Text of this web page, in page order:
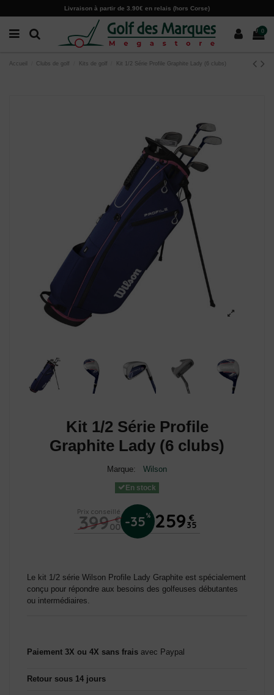
Livraison à partir de 3.90€ en relais (hors Corse)
0
Accueil Clubs de golf Kits de golf Kit 1/2 Série Profile Graphite Lady (6 clubs)
Kit 1/2 Série Profile
Graphite Lady (6 clubs)
Marque: Wilson
En stock
Prix conseillé
399 €
00 -35% 259 €
35
Le kit 1/2 série Wilson Profile Lady Graphite est spécialement
conçu pour répondre aux besoins des golfeuses débutantes
ou intermédiaires.
Paiement 3X ou 4X sans frais avec Paypal
Retour sous 14 jours
Paramètres des cookies